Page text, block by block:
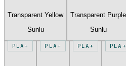
Transparent Yellow
Sunlu
Transparent Purple
Sunlu
PLA+ PLA+ PLA+ PLA+